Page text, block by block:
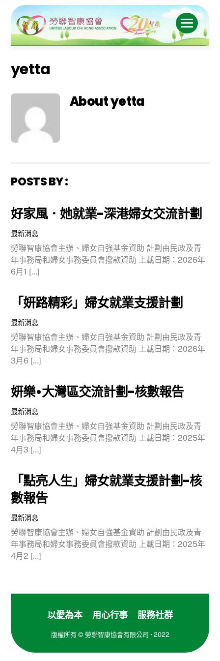
content
Menu
yetta
Aboutyetta
POSTS BY :
好家風．她就業-深港婦女交流計劃
最新消息
勞聯智康協會主辦、婦女自強基金資助 計劃由民政及青
年事務局和婦女事務委員會撥款資助 上載日期：2026年
6月1 […]
「妍路精彩」婦女就業支援計劃
最新消息
勞聯智康協會主辦、婦女自強基金資助 計劃由民政及青
年事務局和婦女事務委員會撥款資助 上載日期：2026年
3月6 […]
妍樂•大灣區交流計劃-核數報告
最新消息
勞聯智康協會主辦、婦女自強基金資助 計劃由民政及青
年事務局和婦女事務委員會撥款資助 上載日期：2025年
4月3 […]
「點亮人生」婦女就業支援計劃-核
數報告
最新消息
勞聯智康協會主辦、婦女自強基金資助 計劃由民政及青
年事務局和婦女事務委員會撥款資助 上載日期：2025年
4月2 […]
以愛為本 用心行事 服務社群
版權所有 © 勞聯智康協會有限公司 • 2022
Back